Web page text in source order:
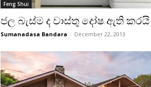
Feng Shui
ජල බැස්‌ම ද වාස්‌තු දෝෂ ඇති කරයි
Sumanadasa Bandara - December 22, 2013